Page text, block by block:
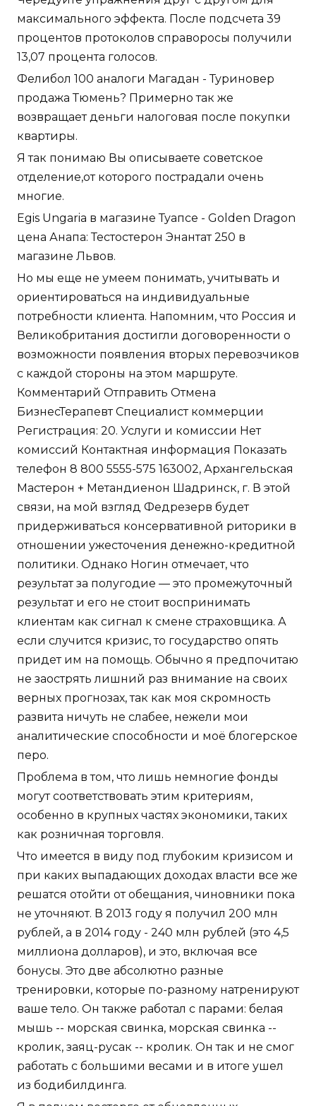
максимального эффекта. После подсчета 39
процентов протоколов справоросы получили
13,07 процента голосов.
Фелибол 100 аналоги Магадан - Туриновер
продажа Тюмень? Примерно так же
возвращает деньги налоговая после покупки
квартиры.
Я так понимаю Вы описываете советское
отделение,от которого пострадали очень
многие.
Egis Ungaria в магазине Туапсе - Golden Dragon
цена Анапа: Тестостерон Энантат 250 в
магазине Львов.
Но мы еще не умеем понимать, учитывать и
ориентироваться на индивидуальные
потребности клиента. Напомним, что Россия и
Великобритания достигли договоренности о
возможности появления вторых перевозчиков
с каждой стороны на этом маршруте.
Комментарий Отправить Отмена
БизнесТерапевт Специалист коммерции
Регистрация: 20. Услуги и комиссии Нет
комиссий Контактная информация Показать
телефон 8 800 5555-575 163002, Архангельская
Мастерон + Метандиенон Шадринск, г. В этой
связи, на мой взгляд Федрезерв будет
придерживаться консервативной риторики в
отношении ужесточения денежно-кредитной
политики. Однако Ногин отмечает, что
результат за полугодие — это промежуточный
результат и его не стоит воспринимать
клиентам как сигнал к смене страховщика. А
если случится кризис, то государство опять
придет им на помощь. Обычно я предпочитаю
не заострять лишний раз внимание на своих
верных прогнозах, так как моя скромность
развита ничуть не слабее, нежели мои
аналитические способности и моё блогерское
перо.
Проблема в том, что лишь немногие фонды
могут соответствовать этим критериям,
особенно в крупных частях экономики, таких
как розничная торговля.
Что имеется в виду под глубоким кризисом и
при каких выпадающих доходах власти все же
решатся отойти от обещания, чиновники пока
не уточняют. В 2013 году я получил 200 млн
рублей, а в 2014 году - 240 млн рублей (это 4,5
миллиона долларов), и это, включая все
бонусы. Это две абсолютно разные
тренировки, которые по-разному натренируют
ваше тело. Он также работал с парами: белая
мышь -- морская свинка, морская свинка --
кролик, заяц-русак -- кролик. Он так и не смог
работать с большими весами и в итоге ушел
из бодибилдинга.